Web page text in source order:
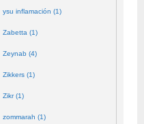
ysu inflamación (1)
Zabetta (1)
Zeynab (4)
Zikkers (1)
Zikr (1)
zommarah (1)